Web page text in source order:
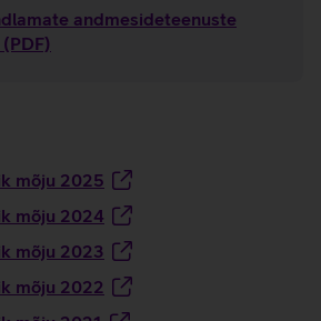
andmesideteenuste
mõju 2025
mõju 2024
mõju 2023
mõju 2022